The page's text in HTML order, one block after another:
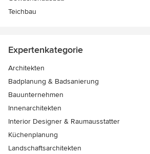
Teichbau
Expertenkategorie
Architekten
Badplanung & Badsanierung
Bauunternehmen
Innenarchitekten
Interior Designer & Raumausstatter
Küchenplanung
Landschaftsarchitekten